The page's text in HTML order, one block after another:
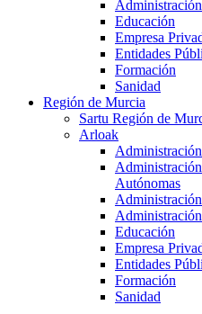
Educación
Empresa
Entidades
Formación
Sanidad
Región de Murcia
Sartu Región de
Arloak
Autónomas
Educación
Empresa
Entidades
Formación
Sanidad